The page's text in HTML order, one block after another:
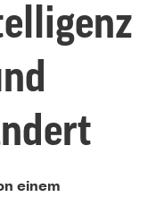
einem